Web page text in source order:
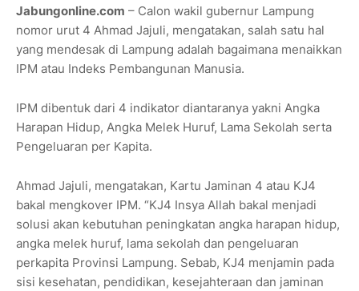
Jabungonline.com – Calon wakil gubernur Lampung
nomor urut 4 Ahmad Jajuli, mengatakan, salah satu hal
yang mendesak di Lampung adalah bagaimana menaikkan
IPM atau Indeks Pembangunan Manusia.
IPM dibentuk dari 4 indikator diantaranya yakni Angka
Harapan Hidup, Angka Melek Huruf, Lama Sekolah serta
Pengeluaran per Kapita.
Ahmad Jajuli, mengatakan, Kartu Jaminan 4 atau KJ4
bakal mengkover IPM. “KJ4 Insya Allah bakal menjadi
solusi akan kebutuhan peningkatan angka harapan hidup,
angka melek huruf, lama sekolah dan pengeluaran
perkapita Provinsi Lampung. Sebab, KJ4 menjamin pada
sisi kesehatan, pendidikan, kesejahteraan dan jaminan